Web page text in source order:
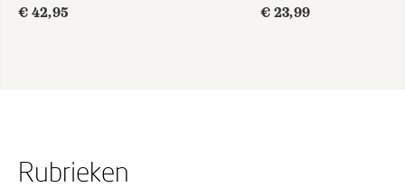
€ 42,95
€ 23,99
Rubrieken